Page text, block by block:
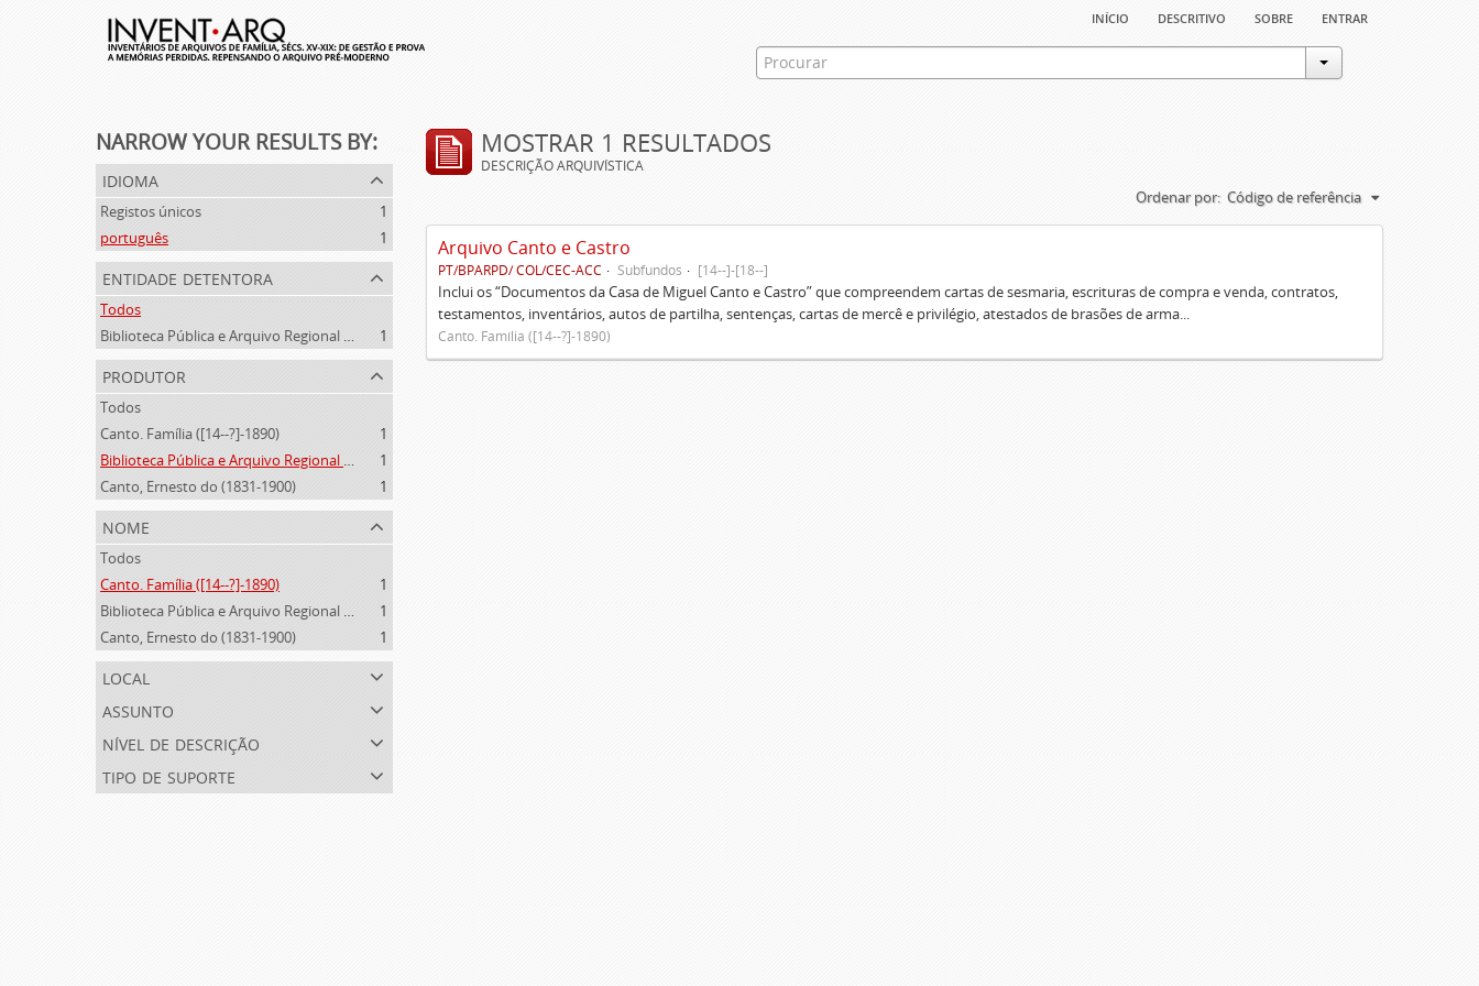
início descritivo sobre entrar
NARROW YOUR RESULTS BY:
idioma
Registos únicos
1
português
1
entidade detentora
Todos
Biblioteca Pública e Arquivo Regional de Ponta Delgada
1
produtor
Todos
Canto. Família ([14--?]-1890)
1
Biblioteca Pública e Arquivo Regional de Ponta Delgada (1841- )
1
Canto, Ernesto do (1831-1900)
1
nome
Todos
Canto. Família ([14--?]-1890)
1
Biblioteca Pública e Arquivo Regional de Ponta Delgada (1841- )
1
Canto, Ernesto do (1831-1900)
1
local
assunto
nível de descrição
tipo de suporte
MOSTRAR 1 RESULTADOS
DESCRIÇÃO ARQUIVÍSTICA
Ordenar por: Código de referência
Arquivo Canto e Castro
PT/BPARPD/ COL/CEC-ACC Subfundos [14--]-[18--]
Inclui os “Documentos da Casa de Miguel Canto e Castro” que compreendem cartas de sesmaria, escrituras de compra e venda, contratos,
testamentos, inventários, autos de partilha, sentenças, cartas de mercê e privilégio, atestados de brasões de arma...
Canto. Família ([14--?]-1890)